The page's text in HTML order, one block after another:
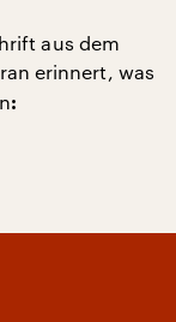
aus dem
erinnert, was
: